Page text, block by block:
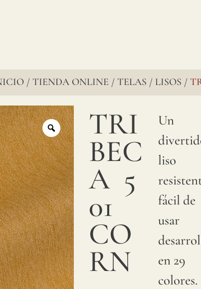
/ TIENDA ONLINE / TELAS / LISOS /
TRI
BEC
A5
01
CO
RN
Un
liso
fácil de
usar
en 29
colores.